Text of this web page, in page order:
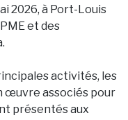
2026, à Port-Louis
et des
activités, les
œuvre associés pour
présentés aux